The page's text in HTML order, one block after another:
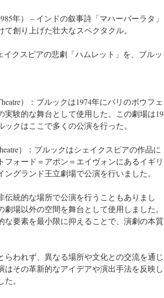
年） – インドの叙事詩「マハーバーラタ」
創り上げた壮大なスペクタクル。
イクスピアの悲劇「ハムレット」を、ブルッ
）：ブルックは1974年にパリのボウフェ
験的な舞台として使用した。この劇場は19
クはここで多くの公演を行った。
）：ブルックはシェイクスピアの作品に
ォード＝アポン＝エイヴォンにあるイギリ
グランド王立劇場で公演を行いました。
統的な場所で公演を行うこともありまし
場以外の空間を舞台として使用しました。
要素を最小限に抑えることで、演劇の本質
われず、異なる場所や文化との交流を通じ
その革新的なアイデアや演出手法を反映し
。